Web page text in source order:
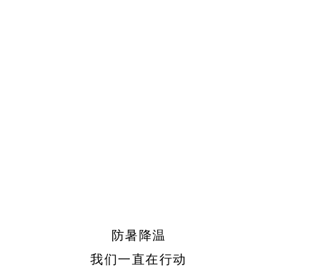
防暑降温
我们一直在行动